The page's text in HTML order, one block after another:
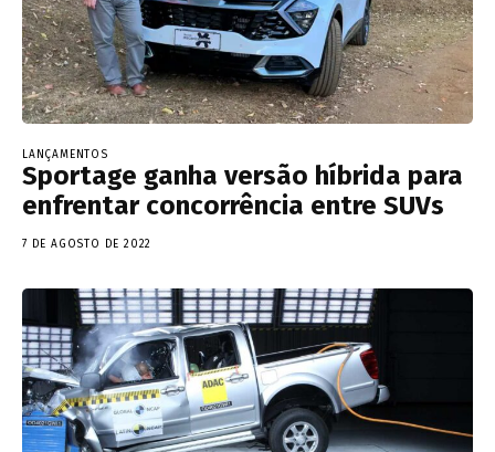
LANÇAMENTOS
Sportage ganha versão híbrida para
enfrentar concorrência entre SUVs
7 DE AGOSTO DE 2022